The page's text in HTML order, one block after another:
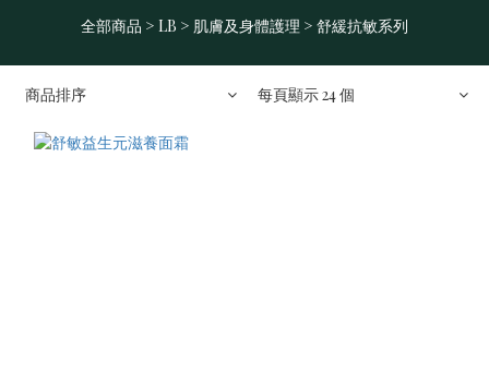
全部商品 > LB > 肌膚及身體護理 > 舒緩抗敏系列
商品排序 每頁顯示 24 個